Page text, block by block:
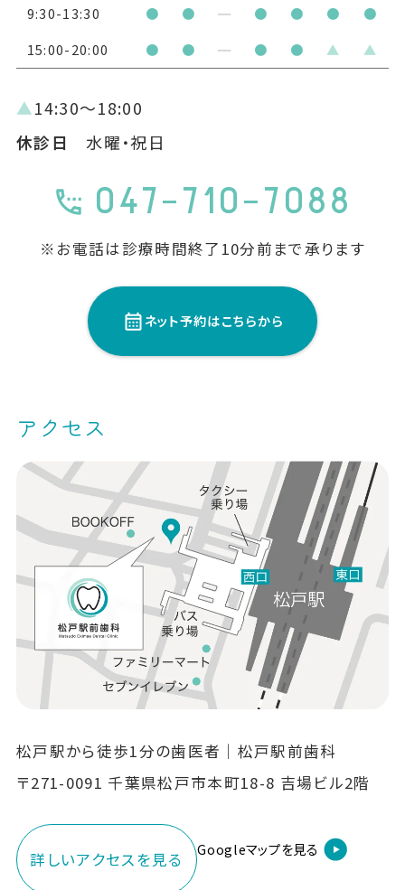
9:30-13:30 ● ● ━ ● ● ●
●
15:00-20:00
● ● ━ ● ● ▲ ▲
▲14:30〜18:00
休診日
水曜・祝日
047-710-7088
※お電話は診療時間終了10分前まで承ります
ネット予約はこちらから
アクセス
松戸駅から徒歩1分の歯医者｜松戸駅前歯科
〒271-0091 千葉県松戸市本町18-8 吉場ビル2階
詳しいアクセスを見る Googleマップを見る